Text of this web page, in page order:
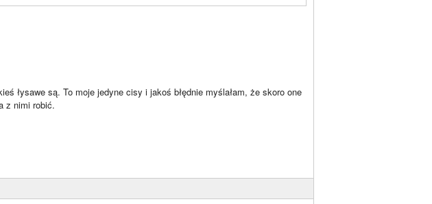
łysawe są. To moje jedyne cisy i jakoś błędnie myślałam, że skoro one
z nimi robić.